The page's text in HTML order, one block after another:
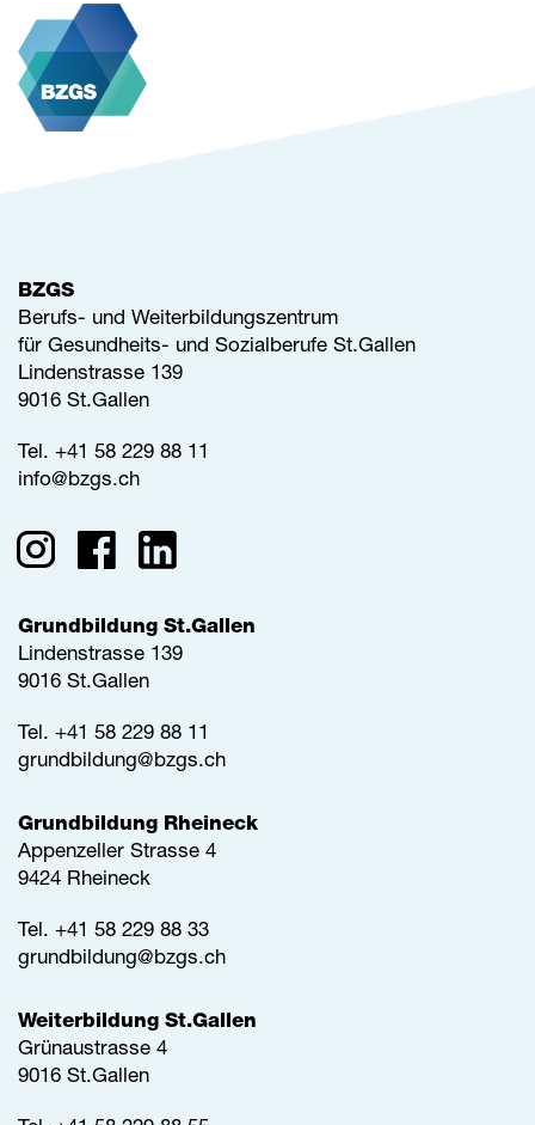
BZGS
Berufs- und Weiterbildungszentrum
für Gesundheits- und Sozialberufe St.Gallen
Lindenstrasse 139
9016 St.Gallen
Tel. +41 58 229 88 11
info@bzgs.ch
Grundbildung St.Gallen
Lindenstrasse 139
9016 St.Gallen
Tel. +41 58 229 88 11
grundbildung@bzgs.ch
Grundbildung Rheineck
Appenzeller Strasse 4
9424 Rheineck
Tel. +41 58 229 88 33
grundbildung@bzgs.ch
Weiterbildung St.Gallen
Grünaustrasse 4
9016 St.Gallen